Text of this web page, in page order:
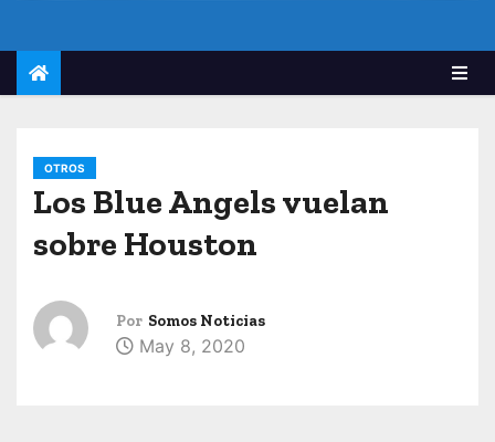
OTROS
Los Blue Angels vuelan
sobre Houston
Por Somos Noticias
May 8, 2020